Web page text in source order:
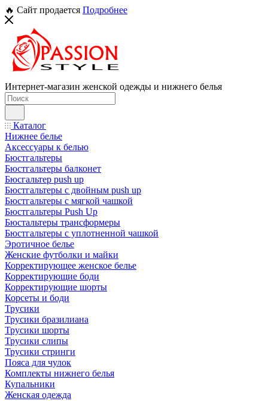
🔥 Сайт продается Подробнее
Интернет-магазин женской одежды и нижнего белья
Каталог
Нижнее белье
Аксессуары к белью
Бюстгальтеры
Бюстгальтеры балконет
Бюсгальтер push up
Бюстгальтеры с двойным push up
Бюстгальтеры с мягкой чашкой
Бюстгальтеры Push Up
Бюстальтеры трансформеры
Бюстгальтеры с уплотненной чашкой
Эротичное белье
Женские футболки и майки
Корректирующее женское белье
Корректирующие боди
Корректирующие шорты
Корсеты и боди
Трусики
Трусики бразилиана
Трусики шорты
Трусики слипы
Трусики стринги
Пояса для чулок
Комплекты нижнего белья
Купальники
Женская одежда